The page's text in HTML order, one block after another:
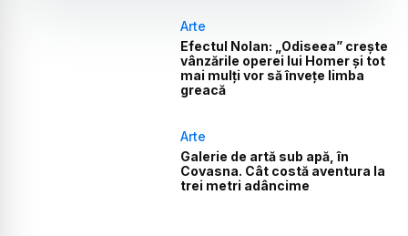
Arte
Efectul Nolan: „Odiseea” crește
vânzările operei lui Homer și tot
mai mulți vor să învețe limba
greacă
Arte
Galerie de artă sub apă, în
Covasna. Cât costă aventura la
trei metri adâncime